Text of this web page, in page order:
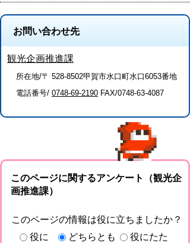
お問い合わせ先
観光企画推進課
所在地/〒 528-8502甲賀市水口町水口6053番地
電話番号/ 0748-69-2190 FAX/0748-63-4087
このページに関するアンケート（観光企
画推進課）
このページの情報は役に立ちましたか？
役に
どちらとも
役にたた